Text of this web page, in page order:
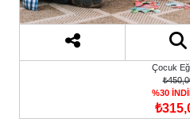
Çocuk
%30